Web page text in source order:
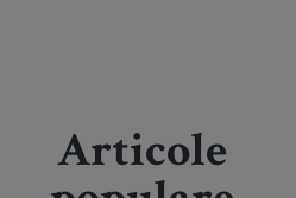
Articole